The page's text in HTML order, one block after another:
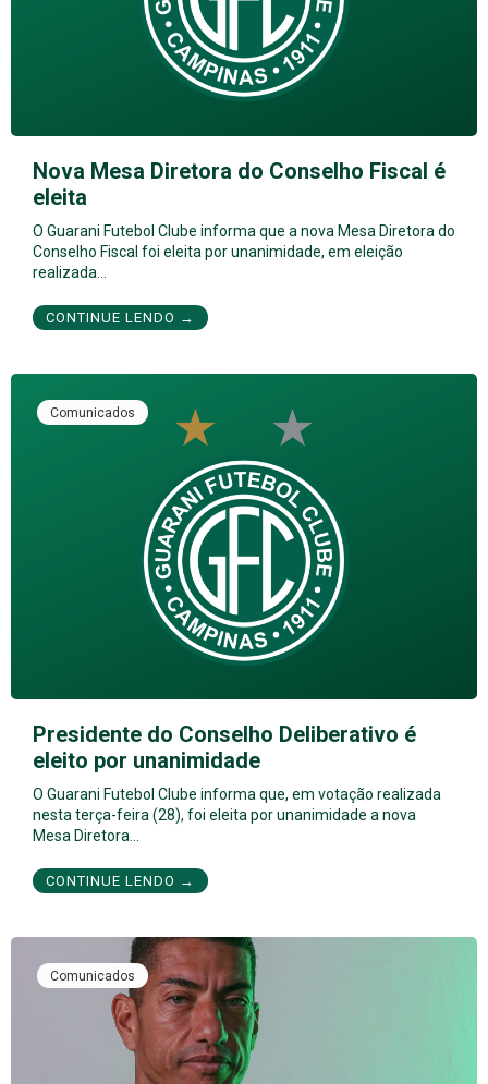
Nova Mesa Diretora do Conselho Fiscal é
eleita
O Guarani Futebol Clube informa que a nova Mesa Diretora do
Conselho Fiscal foi eleita por unanimidade, em eleição
realizada…
CONTINUE LENDO →
Comunicados
Presidente do Conselho Deliberativo é
eleito por unanimidade
O Guarani Futebol Clube informa que, em votação realizada
nesta terça-feira (28), foi eleita por unanimidade a nova
Mesa Diretora…
CONTINUE LENDO →
Comunicados